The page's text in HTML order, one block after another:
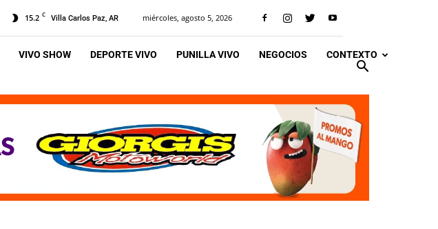
15.2 C Villa Carlos Paz, AR miércoles, agosto 5, 2026
VIVO SHOW DEPORTE VIVO PUNILLA VIVO NEGOCIOS CONTEXTO